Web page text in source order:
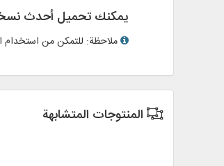
يمكنك تحميل أحدث
ملاحظة: للتمكن من استخدام
المنتوجات المتشابهة